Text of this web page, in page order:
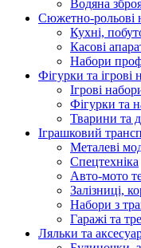
Водяна
Сюжетно-рольові
Кухні,
Касові
Набори
Фігурки та ігрові
Ігрові
Фігурки та
Тварини та
Іграшковий
Металеві
Спецтехніка
Авто-мото
Залізниці,
Набори з
Гаражі та
Ляльки та